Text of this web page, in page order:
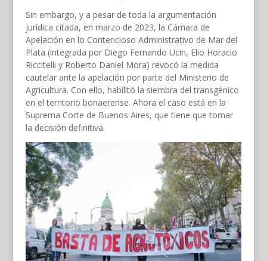
Sin embargo, y a pesar de toda la argumentación
jurídica citada, en marzo de 2023, la Cámara de
Apelación en lo Contencioso Administrativo de Mar del
Plata (integrada por Diego Fernando Ucin, Elio Horacio
Riccitelli y Roberto Daniel Mora) revocó la medida
cautelar ante la apelación por parte del Ministerio de
Agricultura. Con ello, habilitó la siembra del transgénico
en el territorio bonaerense. Ahora el caso está en la
Suprema Corte de Buenos Aires, que tiene que tomar
la decisión definitiva.